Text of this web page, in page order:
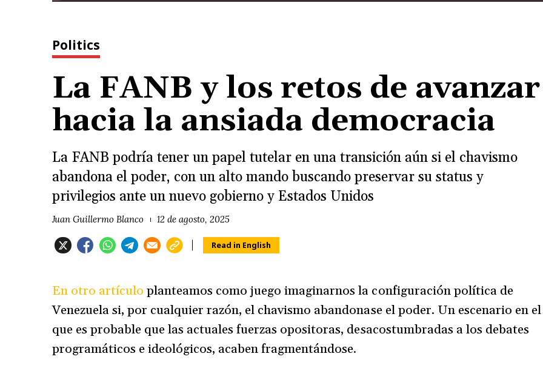
Politics
La FANB y los retos de avanzar
hacia la ansiada democracia
La FANB podría tener un papel tutelar en una transición aún si el chavismo
abandona el poder, con un alto mando buscando preservar su status y
privilegios ante un nuevo gobierno y Estados Unidos
Juan Guillermo Blanco 12 de agosto, 2025
Read in English
En otro artículo planteamos como juego imaginarnos la configuración política de
Venezuela si, por cualquier razón, el chavismo abandonase el poder. Un escenario en el
que es probable que las actuales fuerzas opositoras, desacostumbradas a los debates
programáticos e ideológicos, acaben fragmentándose.